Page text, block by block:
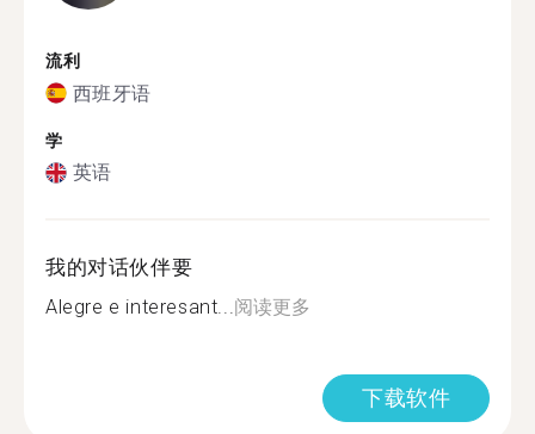
流利
西班牙语
学
英语
我的对话伙伴要
Alegre e interesant...阅读更多
下载软件